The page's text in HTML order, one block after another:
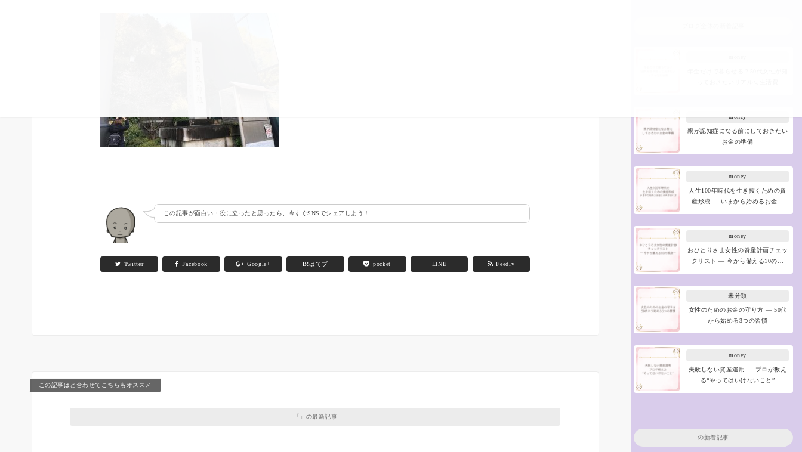
この記事が面白い・役に立ったと思ったら、今すぐSNSでシェアしよう！
Twitter Facebook Google+ B!はてブ pocket LINE Feedly
この記事はと合わせてこちらもオススメ
「」の最新記事
money
親が認知症になる前にしておきたい
お金の準備
money
人生100年時代を生き抜くための資
産形成 ― いまから始めるお金…
money
おひとりさま女性の資産計画チェッ
クリスト ― 今から備える10の…
未分類
女性のためのお金の守り方 ― 50代
から始める3つの習慣
money
失敗しない資産運用 ― プロが教え
る“やってはいけないこと”
の新着記事